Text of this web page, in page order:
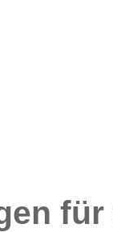
für